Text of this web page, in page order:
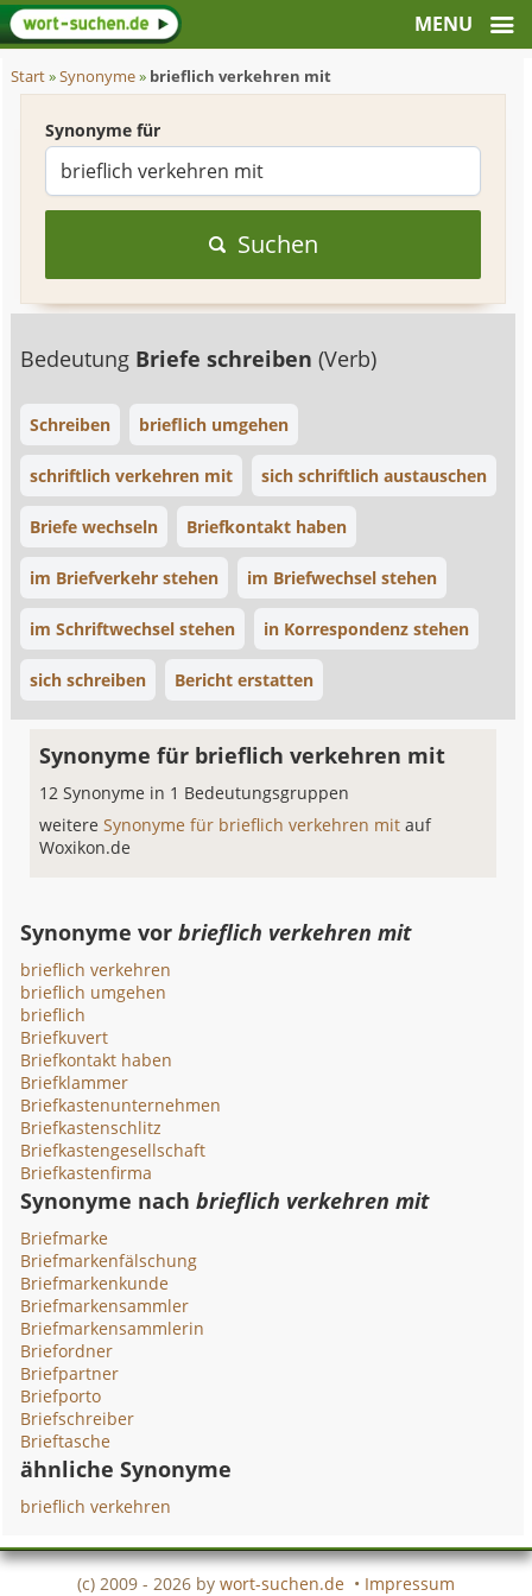
Start»Synonyme» brieflich verkehren mit
Synonyme für
Suchen
Bedeutung Briefe schreiben(Verb)
Schreiben brieflich umgehen
schriftlich verkehren mit sich schriftlich austauschen
Briefe wechseln Briefkontakt haben
im Briefverkehr stehen im Briefwechsel stehen
im Schriftwechsel stehen in Korrespondenz stehen
sich schreiben Bericht erstatten
Synonyme für brieflich verkehren mit
12 Synonyme in 1 Bedeutungsgruppen
weitereSynonyme für brieflich verkehren mitauf
Woxikon.de
Synonyme vorbrieflich verkehren mit
brieflich verkehren
brieflich umgehen
brieflich
Briefkuvert
Briefkontakt haben
Briefklammer
Briefkastenunternehmen
Briefkastenschlitz
Briefkastengesellschaft
Briefkastenfirma
Synonyme nachbrieflich verkehren mit
Briefmarke
Briefmarkenfälschung
Briefmarkenkunde
Briefmarkensammler
Briefmarkensammlerin
Briefordner
Briefpartner
Briefporto
Briefschreiber
Brieftasche
ähnliche Synonyme
brieflich verkehren
(c) 2009 - 2026 by wort-suchen.de • Impressum